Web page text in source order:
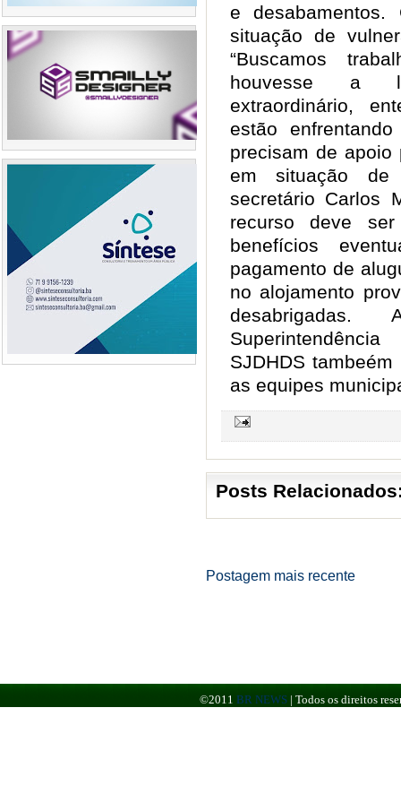
e
situação de
“Buscamos
houvesse a
extraordinário,
estão
precisam de apoio
em situação de
secretário Carlos
recurso deve
benefícios
pagamento de
no alojamento
SJDHDS
as equipes
Posts
Postagem mais recente
©2011 BR NEWS | Todos os direitos